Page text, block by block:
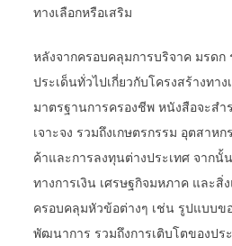
ทางเลือกหรือเสริม
หลังจากครอบคลุมการบริจาค มรดก
ประเด็นทั่วไปเกี่ยวกับโครงสร้างทา
มาตรฐานการครองชีพ หนังสือจะสำ
เจาะจง รวมถึงเกษตรกรรม อุตสาห
ค้าและการลงทุนต่างประเทศ จาก
ทางการเงิน เศรษฐกิจมหภาค และ
ครอบคลุมหัวข้อต่างๆ เช่น รูปแบบข
พัฒนาการ รวมถึงการเติบโตของปร